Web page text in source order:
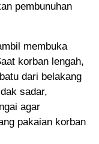
pembunuhan
membuka
korban lengah,
dari belakang
sadar,
agar
pakaian korban